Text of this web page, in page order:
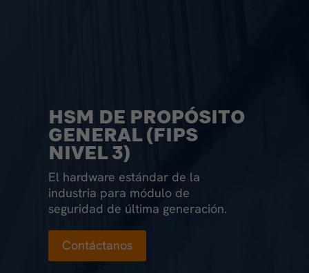
HSM DE PROPÓSITO
GENERAL (FIPS
NIVEL 3)
El hardware estándar de la
industria para módulo de
seguridad de última generación.
Contáctanos